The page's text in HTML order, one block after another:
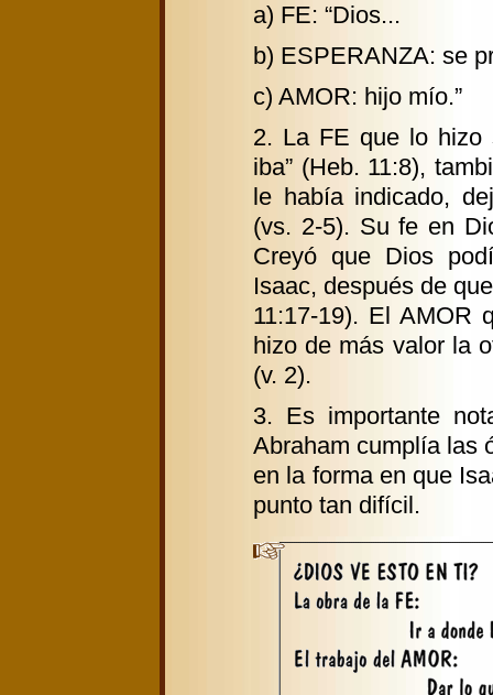
a) FE: “Dios...
b) ESPERANZA: se
c) AMOR: hijo mío.”
2. La FE que lo hizo
iba” (Heb. 11:8),
le había indicado,
(vs. 2-5). Su fe en
Creyó que Dios
Isaac, después de
11:17-19). El AMOR
hizo de más valor la
(v. 2).
3. Es importante
Abraham cumplía las
en la forma en que
punto tan difícil.